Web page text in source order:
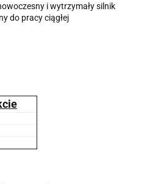
i wytrzymały silnik
do pracy ciągłej